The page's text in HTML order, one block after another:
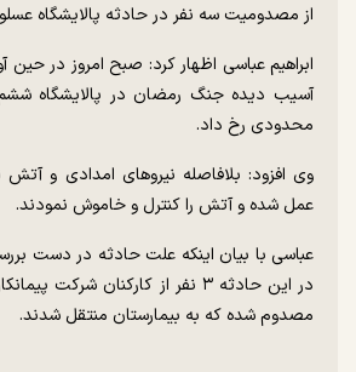
از مصدومیت سه نفر در حادثه پالایشگاه
ابراهیم عباسی اظهار کرد: صبح امروز در حین
آسیب دیده جنگ رمضان در پالایشگاه ششم
محدودی رخ داد.
وی افزود: بلافاصله نیرو‌های امدادی و آتش
عمل شده و آتش را کنترل و خاموش نمودند.
عباسی با بیان اینکه علت حادثه در دست
در این حادثه ۳ نفر از کارکنان شرکت
مصدوم شده که به بیمارستان منتقل شدند.